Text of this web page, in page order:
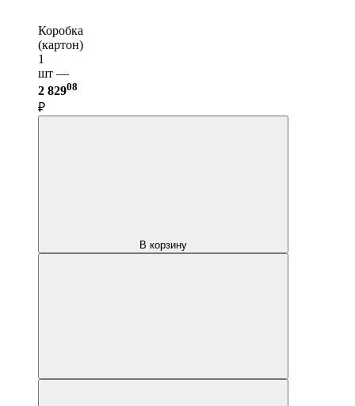
Коробка
(картон)
1
шт —
2 82908
₽
В корзину